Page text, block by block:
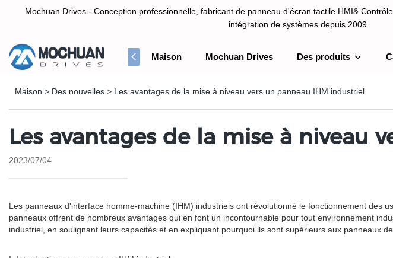
Mochuan Drives - Conception professionnelle, fabricant de panneau d'écran tactile HMI&
intégration de systèmes depuis 2009.
depuis 2009.
Maison Mochuan Drives Des produits
Maison > Des nouvelles > Les avantages de la mise à niveau vers un panneau IHM industriel
Les avantages de la mise à niveau
2023/07/04
Les panneaux d'interface homme-machine (IHM) industriels ont révolutionné le fonctionnement des
panneaux offrent de nombreux avantages qui en font un incontournable pour tout environnement
industriel, en soulignant leurs capacités et en expliquant pourquoi ils sont supérieurs aux panneaux